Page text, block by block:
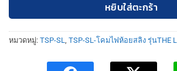
หยิบใส่ตะกร้า
หมวดหมู่: TSP-SL, TSP-SL-โคมไฟห้อยสลิง รุ่นTHE